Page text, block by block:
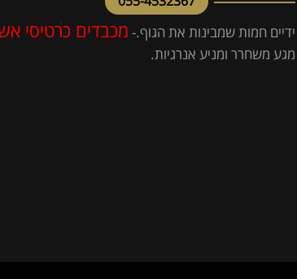
ידיים חמות שמבינות את הגוף.- מכבדים כרטיסי
מגע משחרר ומניע אנרגיות.